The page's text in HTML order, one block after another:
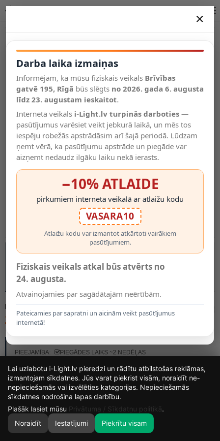
Salīdzināt
Vēlmju
saraksts
Valodas
0
MODELIS:
234.80€
PIEEJAMĪBA:
PIEGĀDES LAIKS ~2 NEDĒĻAS
×
Darba laika izmaiņas
Informējam, ka mūsu fiziskais veikals Brīvības
gatvē 195, Rīgā būs slēgts no 2026. gada 6. augusta
līdz 23. augustam ieskaitot.
Interneta veikals i-Light.lv turpinās darboties —
pasūtījumus varēsiet veikt jebkurā laikā, un mēs tos
iespēju robežās apstrādāsim arī šajā periodā. Lūdzam
ņemt vērā, ka pasūtījumu apstrāde un piegāde var
aizņemt nedaudz ilgāku laiku nekā ierasts.
−10% ATLAIDE
pirkumiem interneta veikalā ar atlaižu kodu
VASARA10
Atlaižu kodu var izmantot atkārtoti vairākiem
pasūtījumiem.
Fiziskais veikals atkal būs atvērts no
24. augusta.
Atvainojamies par sagādātajām neērtībām.
Pateicamies par sapratni un aicinām veikt pasūtījumus
internetā!
14
DIENAS
4
STUNDAS
31
MIN.
54
Lai uzlabotu i-Light.lv pieredzi un rādītu atbilstošas reklāmas,
izmantojam sīkdatnes. Jūs varat piekrist visām, noraidīt ne-
nepieciešamās vai izvēlēties kategorijas. Nepieciešamās
sīkdatnes nodrošina lapas darbību.
Plašāk lasiet mūsu Privātuma / Sīkdatņu politikā.
Noraidīt
Iestatījumi Piekrītu visam